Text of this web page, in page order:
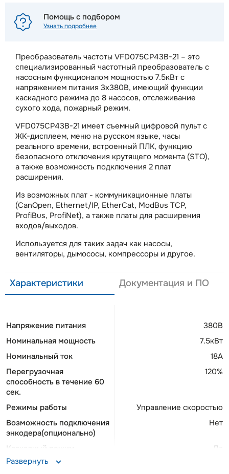
Преобразователь частоты VFD075CP43B-21 – это
специализированный частотный преобразователь с
насосным функционалом мощностью 7.5кВт с
напряжением питания 3х380В, имеющий функции
каскадного режима до 8 насосов, отслеживание
сухого хода, пожарный режим.
VFD075CP43B-21 имеет съемный цифровой пульт с
ЖК-дисплеем, меню на русском языке, часы
реального времени, встроенный ПЛК, функцию
безопасного отключения крутящего момента (STO),
а также возможность подключения 2 плат
расширения.
Из возможных плат - коммуникационные платы
(CanOpen, Ethernet/IP, EtherCat, ModBus TCP,
ProfiBus, ProfiNet), а также платы для расширения
входов/выходов.
Используется для таких задач как насосы,
вентиляторы, дымососы, компрессоры и другое.
Характеристики Документация и ПО
Напряжение питания
380В
Номинальная мощность
7.5кВт
Номинальный ток
18А
Перегрузочная
способность в течение 60
сек.
120%
Режимы работы
Управление скоростью
Возможность подключения
энкодера(опционально)
Нет
Каскадный режим
Да
Опциональные протоколы
Развернуть
Помощь с подбором
Узнать подробнее